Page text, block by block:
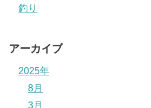
釣り
アーカイブ
2025年
8月
3月